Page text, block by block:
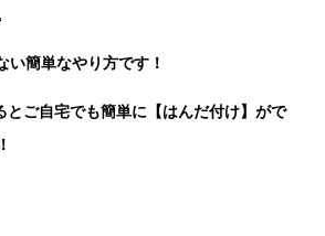
簡単なやり方です！
ご自宅でも簡単に【はんだ付け】がで